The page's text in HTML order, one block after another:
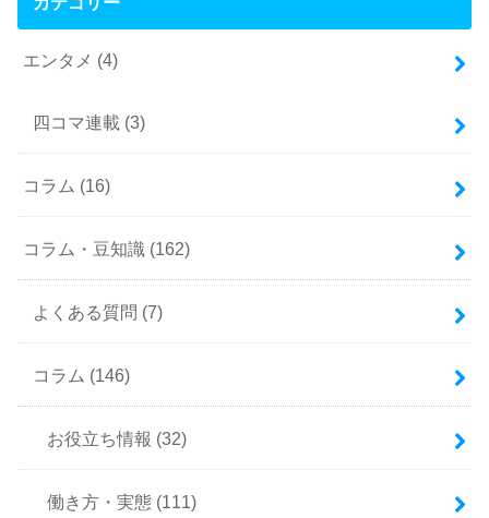
エンタメ (4)
四コマ連載 (3)
コラム (16)
コラム・豆知識 (162)
よくある質問 (7)
コラム (146)
お役立ち情報 (32)
働き方・実態 (111)